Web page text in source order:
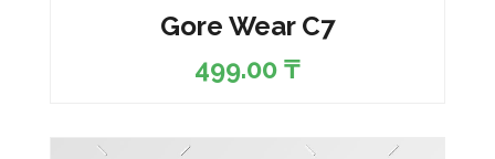
Gore Wear C7
499.00 ₸